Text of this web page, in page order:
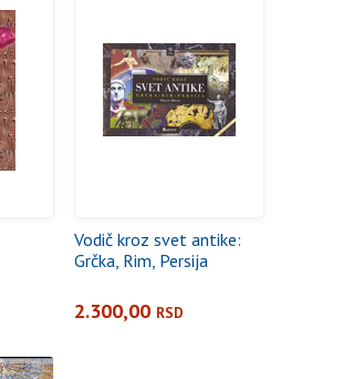
Vodič kroz svet antike:
Grčka, Rim, Persija
2.300,00 RSD